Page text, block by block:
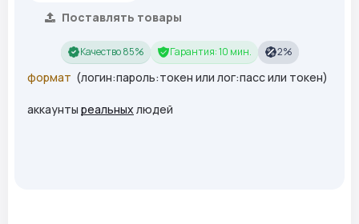
Поставлять товары
Качество 85% Гарантия: 10 мин. 2%
формат (логин:пароль:токен или лог:пасс или токен)
аккаунты реальных людей